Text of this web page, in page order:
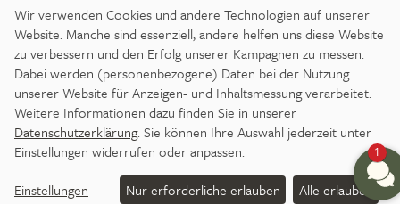
ANREISE IMPRESSUM
DATENSCHUTZ
BARRIEREFREIHEITSERKLÄRUNG
DATENSCHUTZ-EINSTELLUNGEN
JOBS
PRESSE
NEWSLETTER
Wir verwenden Cookies und andere Technologien auf unserer
Website. Manche sind essenziell, andere helfen uns diese Website
zu verbessern und den Erfolg unserer Kampagnen zu messen.
Dabei werden (personenbezogene) Daten bei der Nutzung
unserer Website für Anzeigen- und Inhaltsmessung verarbeitet.
Weitere Informationen dazu finden Sie in unserer
Datenschutzerklärung. Sie können Ihre Auswahl jederzeit unter
Einstellungen widerrufen oder anpassen.
Einstellungen
Nur erforderliche erlauben Alle erlauben
1